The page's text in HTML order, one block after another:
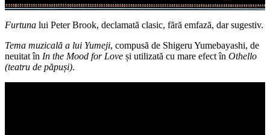
Furtuna lui Peter Brook, declamată clasic, fără emfază, dar sugestiv.
Tema muzicală a lui Yumeji, compusă de Shigeru Yumebayashi, de
neuitat în In the Mood for Love și utilizată cu mare efect în Othello
(teatru de păpuși).